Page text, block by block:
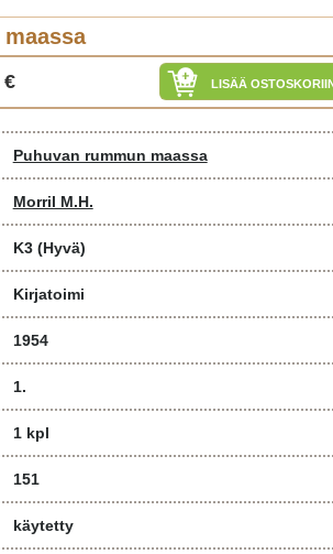
€ LISÄÄ OSTOSKORIIN
Puhuvan rummun maassa
Morril M.H.
K3 (Hyvä)
Kirjatoimi
1954
1.
1 kpl
151
käytetty